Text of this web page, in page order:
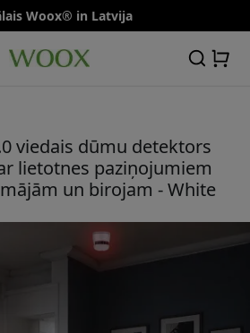
Woox® in Latvija
viedais dūmu detektors
lietotnes paziņojumiem
un birojam - White